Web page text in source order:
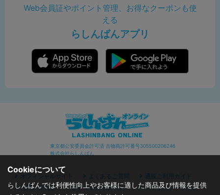
Web会員証やポイント管理、お得なクーポンも使
える
らしんばんアプリ
東京都公安委員会許可済 古物商許可番号305500206246
株式会社らしんばん
オフィシャルサイト よくあるご質問
通販ご利用ガイド
お問い合わせ
セキュリティポリシー プライバシーポリシー
Cookieについて
らしんばんでは利便性向上やお客様に適した商品及び情報を提供